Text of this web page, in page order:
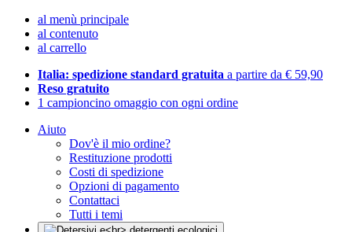
al menù principale
al contenuto
al carrello
Italia: spedizione standard gratuita a partire da € 59,90
Reso gratuito
1 campioncino omaggio con ogni ordine
Aiuto
Dov'è il mio ordine?
Restituzione prodotti
Costi di spedizione
Opzioni di pagamento
Contattaci
Tutti i temi